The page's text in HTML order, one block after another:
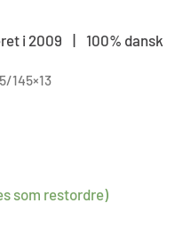
i 2009 | 100% dansk
145×13
som restordre)